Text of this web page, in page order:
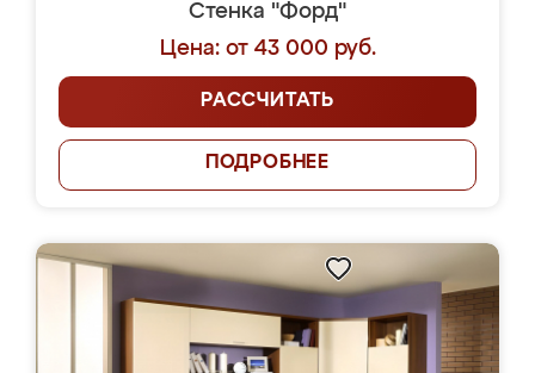
Стенка "Форд"
Цена: от 43 000 руб.
РАССЧИТАТЬ
ПОДРОБНЕЕ